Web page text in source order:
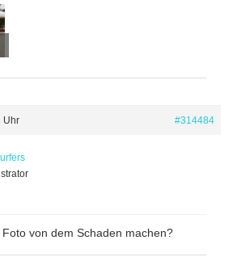
Uhr #314484
von dem Schaden machen?